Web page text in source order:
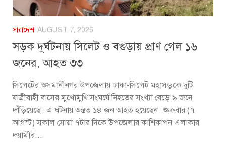
সারাদেশ AUGUST 7, 2026
সড়ক দুর্ঘটনায় সিলেট ও বগুড়ায় প্রাণ গেল ১৬
জনের, আহত ৩৩
সিলেটের ওসমানীনগর উপজেলায় ঢাকা-সিলেট মহাসড়কে দুটি
যাত্রীবাহী বাসের মুখোমুখি সংঘর্ষে নিহতের সংখ্যা বেড়ে ৯ জনে
দাঁড়িয়েছে। এ ঘটনায় অন্তত ১৪ জন আহত হয়েছেন। শুক্রবার (৭
আগস্ট) সকাল সোয়া ৭টার দিকে উপজেলার কাশিকাপন এলাকার
দয়ামীর...